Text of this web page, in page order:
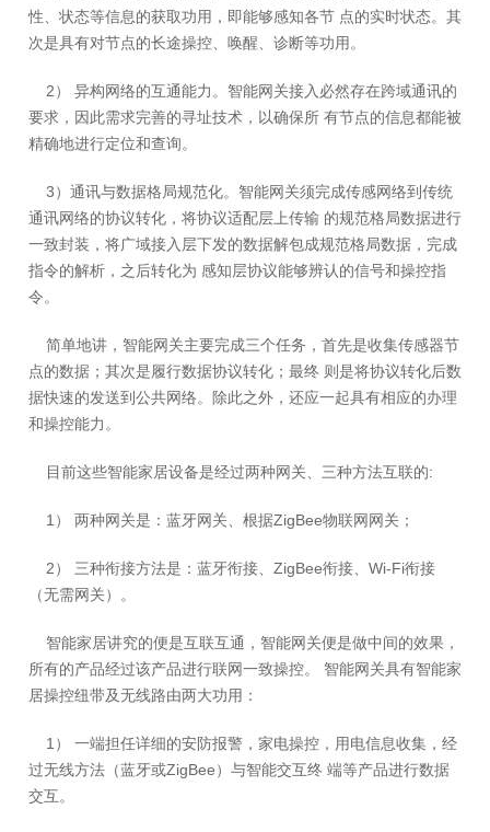
性、状态等信息的获取功用，即能够感知各节 点的实时状态。其
次是具有对节点的长途操控、唤醒、诊断等功用。
2） 异构网络的互通能力。智能网关接入必然存在跨域通讯的
要求，因此需求完善的寻址技术，以确保所 有节点的信息都能被
精确地进行定位和查询。
3）通讯与数据格局规范化。智能网关须完成传感网络到传统
通讯网络的协议转化，将协议适配层上传输 的规范格局数据进行
一致封装，将广域接入层下发的数据解包成规范格局数据，完成
指令的解析，之后转化为 感知层协议能够辨认的信号和操控指
令。
简单地讲，智能网关主要完成三个任务，首先是收集传感器节
点的数据；其次是履行数据协议转化；最终 则是将协议转化后数
据快速的发送到公共网络。除此之外，还应一起具有相应的办理
和操控能力。
目前这些智能家居设备是经过两种网关、三种方法互联的:
1） 两种网关是：蓝牙网关、根据ZigBee物联网网关；
2） 三种衔接方法是：蓝牙衔接、ZigBee衔接、Wi-Fi衔接
（无需网关）。
智能家居讲究的便是互联互通，智能网关便是做中间的效果，
所有的产品经过该产品进行联网一致操控。 智能网关具有智能家
居操控纽带及无线路由两大功用：
1） 一端担任详细的安防报警，家电操控，用电信息收集，经
过无线方法（蓝牙或ZigBee）与智能交互终 端等产品进行数据
交互。